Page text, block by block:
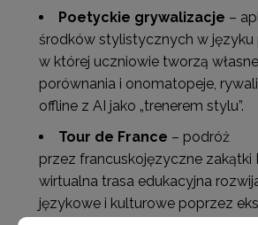
Poetyckie grywalizacje –
środków stylistycznych w języku
w której uczniowie tworzą
porównania i onomatopeje,
offline z AI jako „trenerem stylu”.
Tour de France – podróż
przez francuskojęzyczne zakątki
wirtualna trasa edukacyjna
językowe i kulturowe poprzez